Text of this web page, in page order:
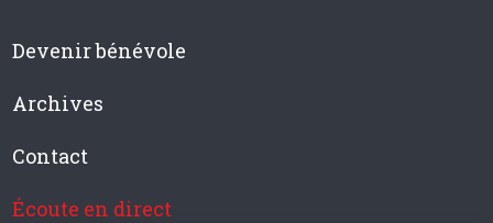
Devenir bénévole
Archives
Contact
Écoute en direct